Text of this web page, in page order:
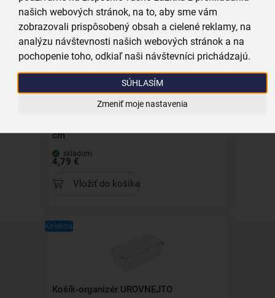
našich webových stránok, na to, aby sme vám
zobrazovali prispôsobený obsah a cielené reklamy, na
analýzu návštevnosti našich webových stránok a na
pochopenie toho, odkiaľ naši návštevníci prichádzajú.
SÚHLASÍM
Zmeniť moje nastavenia
Vložiť do košíka
Kolekcia
cm
skladom
4,79 €
Vložiť do košíka
Kolekcia
Košík-organizér UROVNEJTO